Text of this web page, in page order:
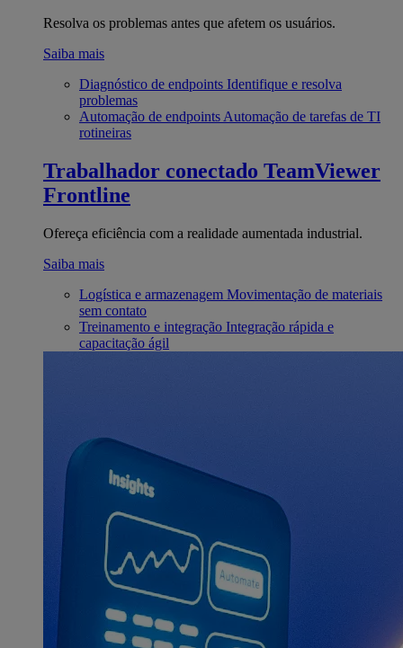
Resolva os problemas antes que afetem os usuários.
Saiba mais
Diagnóstico de endpoints Identifique e resolva
problemas
Automação de endpoints Automação de tarefas de TI
rotineiras
Trabalhador conectado TeamViewer
Frontline
Ofereça eficiência com a realidade aumentada industrial.
Saiba mais
Logística e armazenagem Movimentação de materiais
sem contato
Treinamento e integração Integração rápida e
capacitação ágil